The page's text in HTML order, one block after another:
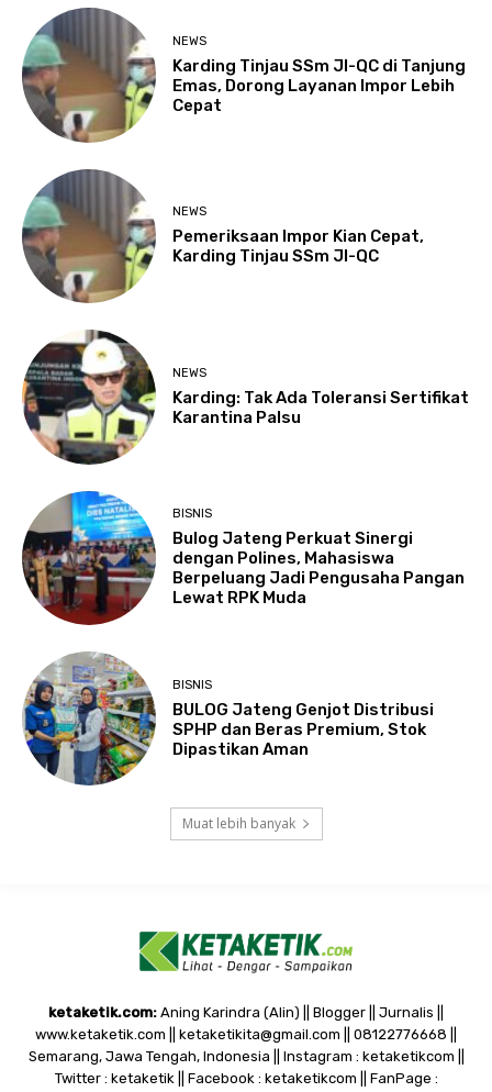
NEWS
Karding Tinjau SSm JI-QC di Tanjung
Emas, Dorong Layanan Impor Lebih
Cepat
NEWS
Pemeriksaan Impor Kian Cepat,
Karding Tinjau SSm JI-QC
NEWS
Karding: Tak Ada Toleransi Sertifikat
Karantina Palsu
BISNIS
Bulog Jateng Perkuat Sinergi
dengan Polines, Mahasiswa
Berpeluang Jadi Pengusaha Pangan
Lewat RPK Muda
BISNIS
BULOG Jateng Genjot Distribusi
SPHP dan Beras Premium, Stok
Dipastikan Aman
Muat lebih banyak
ketaketik.com: Aning Karindra (Alin) || Blogger || Jurnalis ||
www.ketaketik.com || ketaketikita@gmail.com || 08122776668 ||
Semarang, Jawa Tengah, Indonesia || Instagram : ketaketikcom ||
Twitter : ketaketik || Facebook : ketaketikcom || FanPage :